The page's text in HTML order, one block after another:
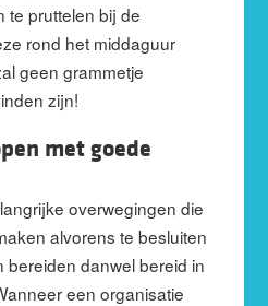
te pruttelen bij de
rond het middaguur
geen grammetje
zijn!
met goede
overwegingen die
alvorens te besluiten
bereiden danwel bereid in
een organisatie